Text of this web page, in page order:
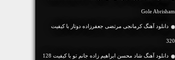
Gole Abrisham
دانلود آهنگ کرمانجی مرتضی جعفرزاده دوتار با کیفیت
320
دانلود آهنگ شاد محسن ابراهیم زاده جانم تو با کیفیت 128